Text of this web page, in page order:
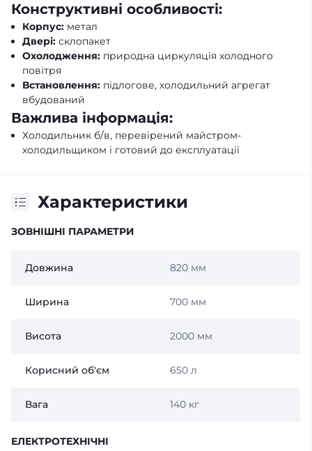
Конструктивні особливості:
Корпус: метал
Двері: склопакет
Охолодження: природна циркуляція холодного
повітря
Встановлення: підлогове, холодильний агрегат
вбудований
Важлива інформація:
Холодильник б/в, перевірений майстром-
холодильщиком і готовий до експлуатації
Характеристики
ЗОВНІШНІ ПАРАМЕТРИ
Довжина 820 мм
Ширина 700 мм
Висота 2000 мм
Корисний об'єм 650 л
Вага 140 кг
ЕЛЕКТРОТЕХНІЧНІ